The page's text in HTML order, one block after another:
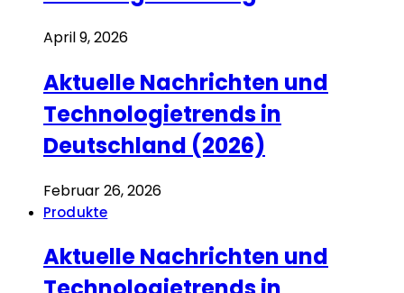
April 9, 2026
Aktuelle Nachrichten und
Technologietrends in
Deutschland (2026)
Februar 26, 2026
Produkte
Aktuelle Nachrichten und